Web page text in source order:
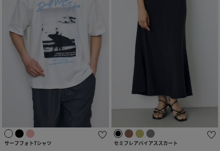
サーフフォトTシャツ
セミフレアバイアススカート